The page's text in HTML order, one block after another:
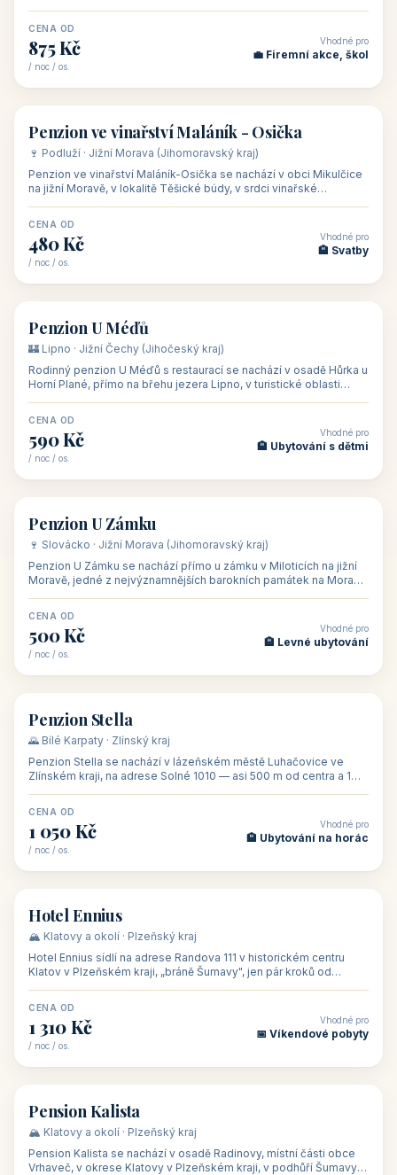
CENA OD
875 Kč
/ noc / os.
Vhodné pro
💼 Firemní akce, škol
🏡 penzion
Penzion ve vinařství Maláník - Osička
🍷 Podluží · Jižní Morava (Jihomoravský kraj)
Penzion ve vinařství Maláník-Osička se nachází v obci Mikulčice
na jižní Moravě, v lokalitě Těšické búdy, v srdci vinařské
CENA OD
480 Kč
/ noc / os.
Vhodné pro
🏨 Svatby
🏡 penzion
Penzion U Méďů
🏰 Lipno · Jižní Čechy (Jihočeský kraj)
Rodinný penzion U Méďů s restaurací se nachází v osadě Hůrka u
Horní Plané, přímo na břehu jezera Lipno, v turistické oblasti
CENA OD
590 Kč
/ noc / os.
Vhodné pro
🏨 Ubytování s dětmi
🏡 penzion
Penzion U Zámku
🍷 Slovácko · Jižní Morava (Jihomoravský kraj)
Penzion U Zámku se nachází přímo u zámku v Miloticích na jižní
Moravě, jedné z nejvýznamnějších barokních památek na Moravě,
CENA OD
500 Kč
/ noc / os.
Vhodné pro
🏨 Levné ubytování
🏡 penzion
Penzion Stella
🌄 Bílé Karpaty · Zlínský kraj
Penzion Stella se nachází v lázeňském městě Luhačovice ve
Zlínském kraji, na adrese Solné 1010 — asi 500 m od centra a 1
CENA OD
1 050 Kč
/ noc / os.
Vhodné pro
🏨 Ubytování na horác
🏨 hotel
Hotel Ennius
🏔️ Klatovy a okolí · Plzeňský kraj
Hotel Ennius sídlí na adrese Randova 111 v historickém centru
Klatov v Plzeňském kraji, „bráně Šumavy", jen pár kroků od
CENA OD
1 310 Kč
/ noc / os.
Vhodné pro
📅 Víkendové pobyty
🏡 penzion
Pension Kalista
🏔️ Klatovy a okolí · Plzeňský kraj
Pension Kalista se nachází v osadě Radinovy, místní části obce
Vrhaveč, v okrese Klatovy v Plzeňském kraji, v podhůří Šumavy